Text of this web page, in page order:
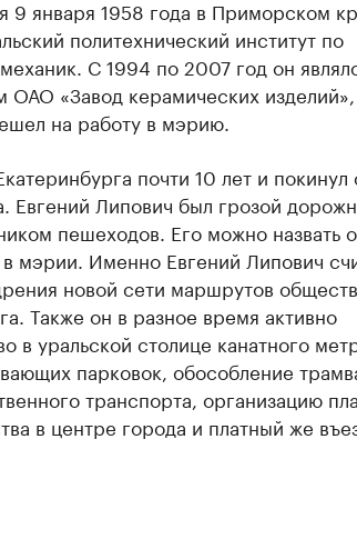
9 января 1958 года в Приморском
политехнический институт по
С 1994 по 2007 год он
ОАО «Завод керамических
на работу в мэрию.
почти 10 лет и покинул
Евгений Липович был грозой
пешеходов. Его можно назвать
мэрии. Именно Евгений Липович
новой сети маршрутов
Также он в разное время активно
в уральской столице канатного
парковок, обособление
транспорта, организацию
в центре города и платный же